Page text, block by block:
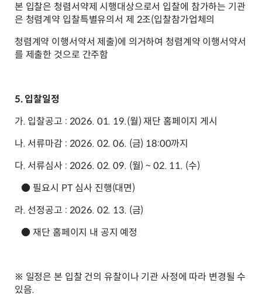
본 입찰은 청렴서약제 시행대상으로서 입찰에 참가하는 기관
은 청렴계약 입찰특별유의서 제 2조(입찰참가업체의
청렴계약 이행서약서 제출)에 의거하여 청렴계약 이행서약서
를 제출한 것으로 간주함
5. 입찰일정
가. 입찰공고 : 2026. 01. 19.(월) 재단 홈페이지 게시
나. 서류마감 : 2026. 02. 06. (금) 18:00까지
다. 서류심사 : 2026. 02. 09. (월) ~ 02. 11. (수)
● 필요시 PT 심사 진행(대면)
라. 선정공고 : 2026. 02. 13. (금)
● 재단 홈페이지 내 공지 예정
※ 일정은 본 입찰 건의 유찰이나 기관 사정에 따라 변경될 수
있음.